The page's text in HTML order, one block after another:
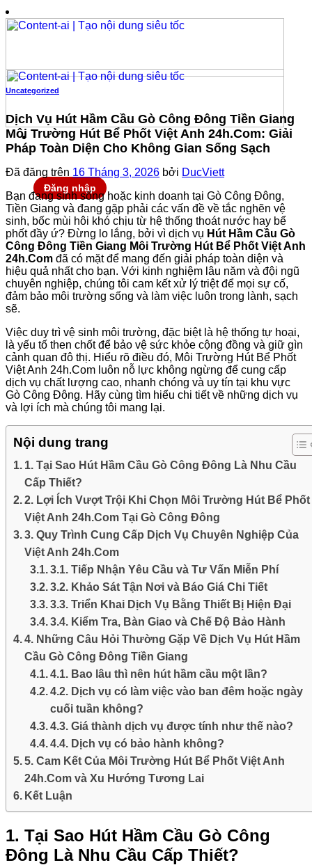
đến
Đăng nhập
Uncategorized
Dịch Vụ Hút Hầm Cầu Gò Công Đông Tiền Giang
Môi Trường Hút Bể Phốt Việt Anh 24h.Com: Giải
Pháp Toàn Diện Cho Không Gian Sống Sạch
Đã đăng trên 16 Tháng 3, 2026 bởi DucViett
Bạn đang sinh sống hoặc kinh doanh tại Gò Công Đông,
Tiền Giang và đang gặp phải các vấn đề về tắc nghẽn vệ
sinh, bốc mùi hôi khó chịu từ hệ thống thoát nước hay bể
phốt đầy ứ? Đừng lo lắng, bởi vì dịch vụ Hút Hầm Cầu Gò
Công Đông Tiền Giang Môi Trường Hút Bể Phốt Việt Anh
24h.Com đã có mặt để mang đến giải pháp toàn diện và
hiệu quả nhất cho bạn. Với kinh nghiệm lâu năm và đội ngũ
chuyên nghiệp, chúng tôi cam kết xử lý triệt để mọi sự cố,
đảm bảo môi trường sống và làm việc luôn trong lành, sạch
sẽ.
Việc duy trì vệ sinh môi trường, đặc biệt là hệ thống tự hoại,
là yếu tố then chốt để bảo vệ sức khỏe cộng đồng và giữ gìn
cảnh quan đô thị. Hiểu rõ điều đó, Môi Trường Hút Bể Phốt
Việt Anh 24h.Com luôn nỗ lực không ngừng để cung cấp
dịch vụ chất lượng cao, nhanh chóng và uy tín tại khu vực
Gò Công Đông. Hãy cùng tìm hiểu chi tiết về những dịch vụ
và lợi ích mà chúng tôi mang lại.
Nội dung trang
1. Tại Sao Hút Hầm Cầu Gò Công Đông Là Nhu Cầu
Cấp Thiết?
2. Lợi Ích Vượt Trội Khi Chọn Môi Trường Hút Bể Phốt
Việt Anh 24h.Com Tại Gò Công Đông
3. Quy Trình Cung Cấp Dịch Vụ Chuyên Nghiệp Của
Việt Anh 24h.Com
3.1. Tiếp Nhận Yêu Cầu và Tư Vấn Miễn Phí
3.2. Khảo Sát Tận Nơi và Báo Giá Chi Tiết
3.3. Triển Khai Dịch Vụ Bằng Thiết Bị Hiện Đại
3.4. Kiểm Tra, Bàn Giao và Chế Độ Bảo Hành
4. Những Câu Hỏi Thường Gặp Về Dịch Vụ Hút Hầm
Cầu Gò Công Đông Tiền Giang
4.1. Bao lâu thì nên hút hầm cầu một lần?
4.2. Dịch vụ có làm việc vào ban đêm hoặc ngày
cuối tuần không?
4.3. Giá thành dịch vụ được tính như thế nào?
4.4. Dịch vụ có bảo hành không?
5. Cam Kết Của Môi Trường Hút Bể Phốt Việt Anh
24h.Com và Xu Hướng Tương Lai
Kết Luận
1. Tại Sao Hút Hầm Cầu Gò Công
Đông Là Nhu Cầu Cấp Thiết?